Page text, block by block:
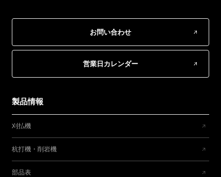
お問い合わせ
営業日カレンダー
製品情報
刈払機
杭打機・削岩機
部品表